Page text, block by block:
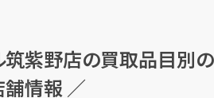
筑紫野店の買取品目別の
舗情報 ／